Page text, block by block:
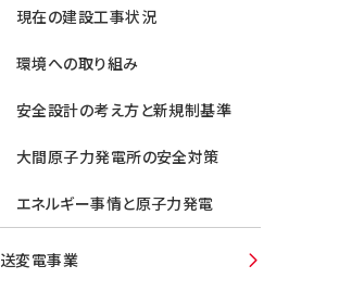
現在の建設工事状況
環境への取り組み
安全設計の考え方と新規制基準
大間原子力発電所の安全対策
エネルギー事情と原子力発電
送変電事業